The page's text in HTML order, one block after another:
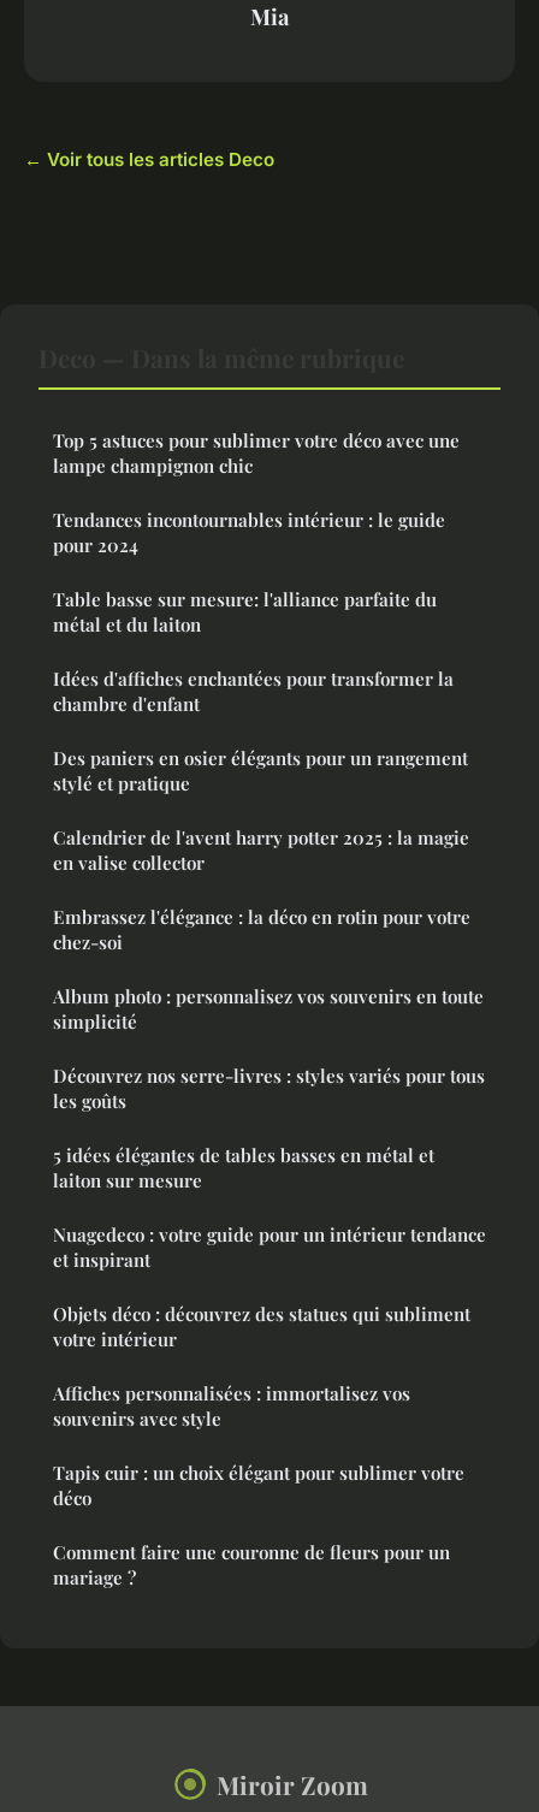
Mia
← Voir tous les articles Deco
Top 5 astuces pour sublimer votre déco avec une
lampe champignon chic
Tendances incontournables intérieur : le guide
pour 2024
Table basse sur mesure: l'alliance parfaite du
métal et du laiton
Idées d'affiches enchantées pour transformer la
chambre d'enfant
Des paniers en osier élégants pour un rangement
stylé et pratique
Calendrier de l'avent harry potter 2025 : la magie
en valise collector
Embrassez l'élégance : la déco en rotin pour votre
chez-soi
Album photo : personnalisez vos souvenirs en toute
simplicité
Découvrez nos serre-livres : styles variés pour tous
les goûts
5 idées élégantes de tables basses en métal et
laiton sur mesure
Nuagedeco : votre guide pour un intérieur tendance
et inspirant
Objets déco : découvrez des statues qui subliment
votre intérieur
Affiches personnalisées : immortalisez vos
souvenirs avec style
Tapis cuir : un choix élégant pour sublimer votre
déco
Comment faire une couronne de fleurs pour un
mariage ?
Miroir Zoom